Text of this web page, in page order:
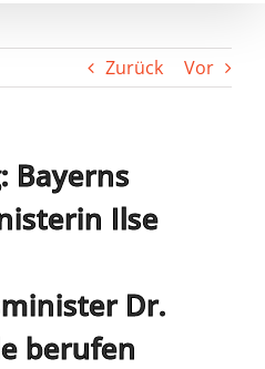
Zurück Vor
Bayerns
Ilse
Dr.
berufen